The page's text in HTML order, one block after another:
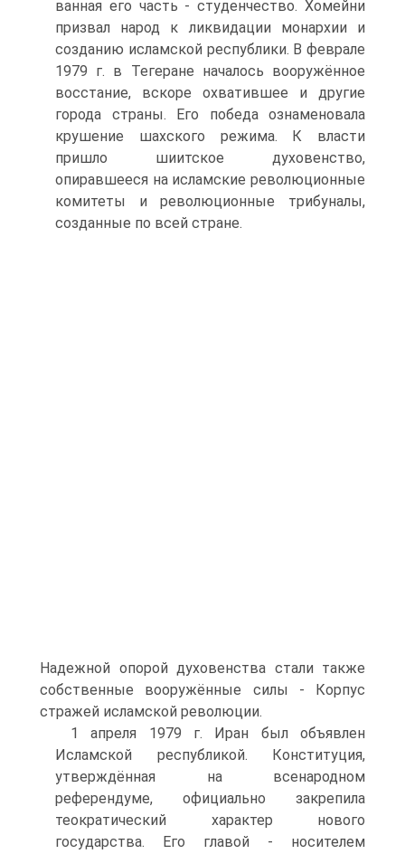
ванная его часть - студенчество. Хомейни
призвал народ к ликвидации монар­хии и
созданию исламской республики. В феврале
1979 г. в Тегеране началось вооружённое
восстание, вскоре охватившее и другие
города страны. Его победа ознаменовала
крушение шахского режима. К власти
пришло шиитское духовен­ство,
опиравшееся на исламские революционные
комитеты и революционные трибуналы,
созданные по всей стране.
Надежной опорой духовенства стали так­же
собственные вооружённые силы - Корпус
стражей исламской революции.
1 апреля 1979 г. Иран был объявлен
Исламской республикой. Конституция,
утверждённая на всенародном
референдуме, официально закрепила
теократиче­ский характер нового
государства. Его главой - носителем